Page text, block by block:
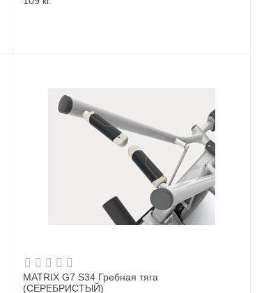
MATRIX G7 S34 Гребная тяга
(СЕРЕБРИСТЫЙ)